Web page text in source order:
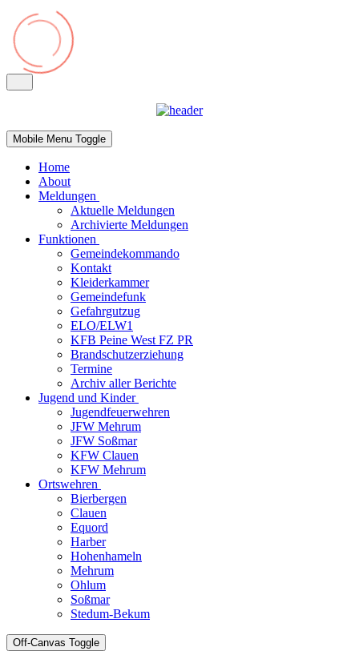
Mobile Menu Toggle
Home
About
Meldungen
Aktuelle Meldungen
Archivierte Meldungen
Funktionen
Gemeindekommando
Kontakt
Kleiderkammer
Gemeindefunk
Gefahrgutzug
ELO/ELW1
KFB Peine West FZ PR
Brandschutzerziehung
Termine
Archiv aller Berichte
Jugend und Kinder
Jugendfeuerwehren
JFW Mehrum
JFW Soßmar
KFW Clauen
KFW Mehrum
Ortswehren
Bierbergen
Clauen
Equord
Harber
Hohenhameln
Mehrum
Ohlum
Soßmar
Stedum-Bekum
Off-Canvas Toggle